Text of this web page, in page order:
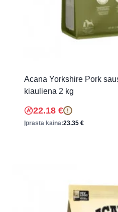
Acana Yorkshire Pork
kiauliena 2 kg
22.18 € !
Įprasta kaina:23.35 €